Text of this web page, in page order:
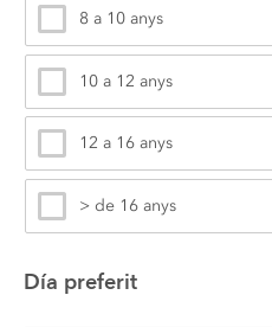
8 a 10 anys
10 a 12 anys
12 a 16 anys
> de 16 anys
Día preferit